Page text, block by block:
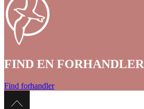
FIND EN FORHANDLER
Find forhandler